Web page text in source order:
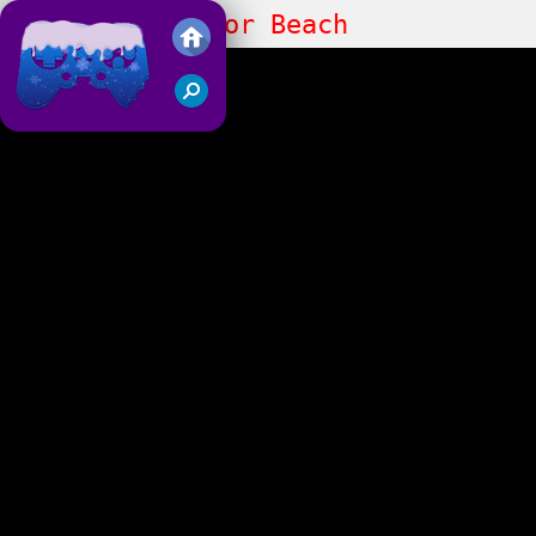
Juegos Friv 2018
Family Simulator Beach